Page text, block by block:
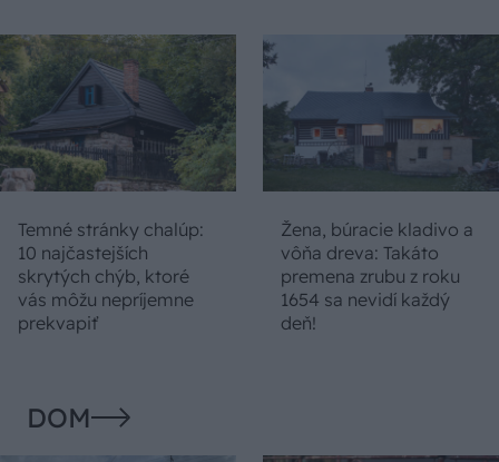
Temné stránky chalúp:
10 najčastejších
skrytých chýb, ktoré
vás môžu nepríjemne
prekvapiť
Žena, búracie kladivo a
vôňa dreva: Takáto
premena zrubu z roku
1654 sa nevidí každý
deň!
DOM